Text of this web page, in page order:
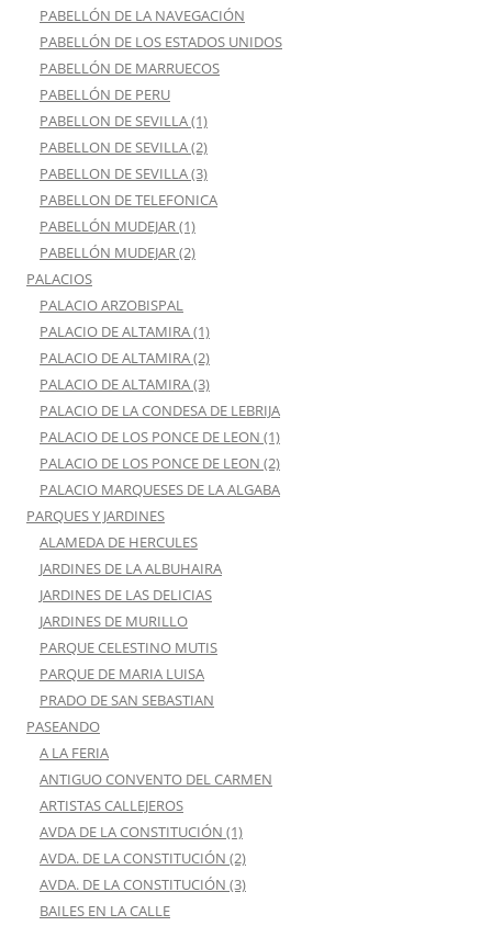
PABELLÓN DE LA NAVEGACIÓN
PABELLÓN DE LOS ESTADOS UNIDOS
PABELLÓN DE MARRUECOS
PABELLÓN DE PERU
PABELLON DE SEVILLA (1)
PABELLON DE SEVILLA (2)
PABELLON DE SEVILLA (3)
PABELLON DE TELEFONICA
PABELLÓN MUDEJAR (1)
PABELLÓN MUDEJAR (2)
PALACIOS
PALACIO ARZOBISPAL
PALACIO DE ALTAMIRA (1)
PALACIO DE ALTAMIRA (2)
PALACIO DE ALTAMIRA (3)
PALACIO DE LA CONDESA DE LEBRIJA
PALACIO DE LOS PONCE DE LEON (1)
PALACIO DE LOS PONCE DE LEON (2)
PALACIO MARQUESES DE LA ALGABA
PARQUES Y JARDINES
ALAMEDA DE HERCULES
JARDINES DE LA ALBUHAIRA
JARDINES DE LAS DELICIAS
JARDINES DE MURILLO
PARQUE CELESTINO MUTIS
PARQUE DE MARIA LUISA
PRADO DE SAN SEBASTIAN
PASEANDO
A LA FERIA
ANTIGUO CONVENTO DEL CARMEN
ARTISTAS CALLEJEROS
AVDA DE LA CONSTITUCIÓN (1)
AVDA. DE LA CONSTITUCIÓN (2)
AVDA. DE LA CONSTITUCIÓN (3)
BAILES EN LA CALLE